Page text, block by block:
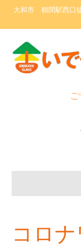
大和市 鶴間駅西
コロ